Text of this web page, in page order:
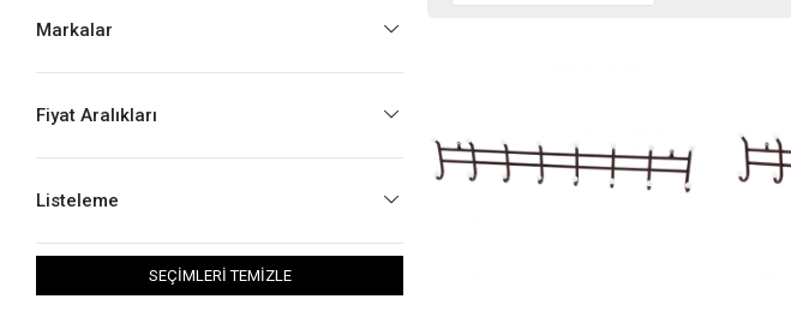
Markalar
Fiyat Aralıkları
Listeleme
SEÇİMLERİ TEMİZLE